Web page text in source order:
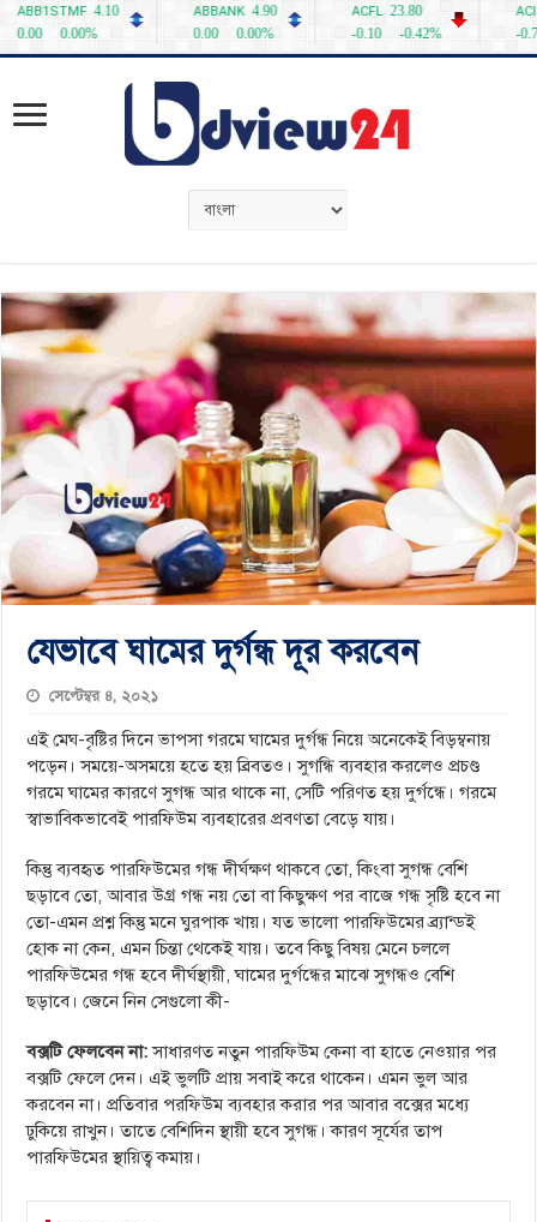
যেভাবে ঘামের দুর্গন্ধ দূর করবেন
সেপ্টেম্বর ৪, ২০২১
এই মেঘ-বৃষ্টির দিনে ভাপসা গরমে ঘামের দুর্গন্ধ নিয়ে অনেকেই বিড়ম্বনায়
পড়েন। সময়ে-অসময়ে হতে হয় ব্রিবতও। সুগন্ধি ব্যবহার করলেও প্রচণ্ড
গরমে ঘামের কারণে সুগন্ধ আর থাকে না, সেটি পরিণত হয় দুর্গন্ধে। গরমে
স্বাভাবিকভাবেই পারফিউম ব্যবহারের প্রবণতা বেড়ে যায়।
কিন্তু ব্যবহৃত পারফিউমের গন্ধ দীর্ঘক্ষণ থাকবে তো, কিংবা সুগন্ধ বেশি
ছড়াবে তো, আবার উগ্র গন্ধ নয় তো বা কিছুক্ষণ পর বাজে গন্ধ সৃষ্টি হবে না
তো-এমন প্রশ্ন কিন্তু মনে ঘুরপাক খায়। যত ভালো পারফিউমের ব্র্যান্ডই
হোক না কেন, এমন চিন্তা থেকেই যায়। তবে কিছু বিষয় মেনে চললে
পারফিউমের গন্ধ হবে দীর্ঘস্থায়ী, ঘামের দুর্গন্ধের মাঝে সুগন্ধও বেশি
ছড়াবে। জেনে নিন সেগুলো কী-
বক্সটি ফেলবেন না:সাধারণত নতুন পারফিউম কেনা বা হাতে নেওয়ার পর
বক্সটি ফেলে দেন। এই ভুলটি প্রায় সবাই করে থাকেন। এমন ভুল আর
করবেন না। প্রতিবার পরফিউম ব্যবহার করার পর আবার বক্সের মধ্যে
ঢুকিয়ে রাখুন। তাতে বেশিদিন স্থায়ী হবে সুগন্ধ। কারণ সূর্যের তাপ
পারফিউমের স্থায়িত্ব কমায়।